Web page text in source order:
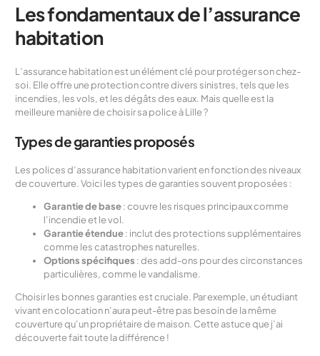
Les fondamentaux de l’assurance
habitation
L’assurance habitation est un élément clé pour protéger son chez-
soi. Elle offre une protection contre divers sinistres, tels que les
incendies, les vols, et les dégâts des eaux. Mais quelle est la
meilleure manière de choisir sa police à Lille ?
Types de garanties proposés
Les polices d’assurance habitation varient en fonction des niveaux
de couverture. Voici les types de garanties souvent proposées :
Garantie de base: couvre les risques principaux comme
l’incendie et le vol.
Garantie étendue: inclut des protections supplémentaires
comme les catastrophes naturelles.
Options spécifiques : des add-ons pour des circonstances
particulières, comme le vandalisme.
Choisir les bonnes garanties est cruciale. Par exemple, un étudiant
vivant en colocation n’aura peut-être pas besoin de la même
couverture qu’un propriétaire de maison. Cette astuce que j’ai
découverte fait toute la différence !